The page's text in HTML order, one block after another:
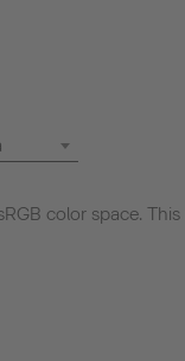
color space.